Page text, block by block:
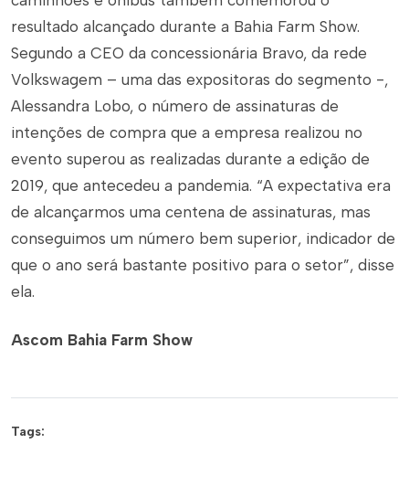
resultado alcançado durante a Bahia Farm Show.
Segundo a CEO da concessionária Bravo, da rede
Volkswagem – uma das expositoras do segmento -,
Alessandra Lobo, o número de assinaturas de
intenções de compra que a empresa realizou no
evento superou as realizadas durante a edição de
2019, que antecedeu a pandemia. “A expectativa era
de alcançarmos uma centena de assinaturas, mas
conseguimos um número bem superior, indicador de
que o ano será bastante positivo para o setor”, disse
ela.
Ascom Bahia Farm Show
Tags: